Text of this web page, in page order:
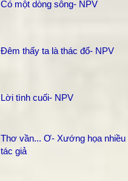
Có một dòng sông- NPV
Đêm thấy ta là thác đổ- NPV
Lời tình cuối- NPV
Thơ vần... Ơ- Xướng họa nhiều
tác giả